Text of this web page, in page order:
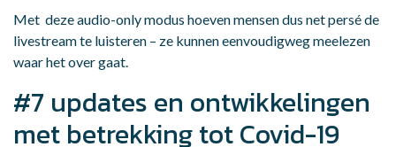
Met deze audio-only modus hoeven mensen dus net persé de
livestream te luisteren – ze kunnen eenvoudigweg meelezen
waar het over gaat.
#7 updates en ontwikkelingen
met betrekking tot Covid-19